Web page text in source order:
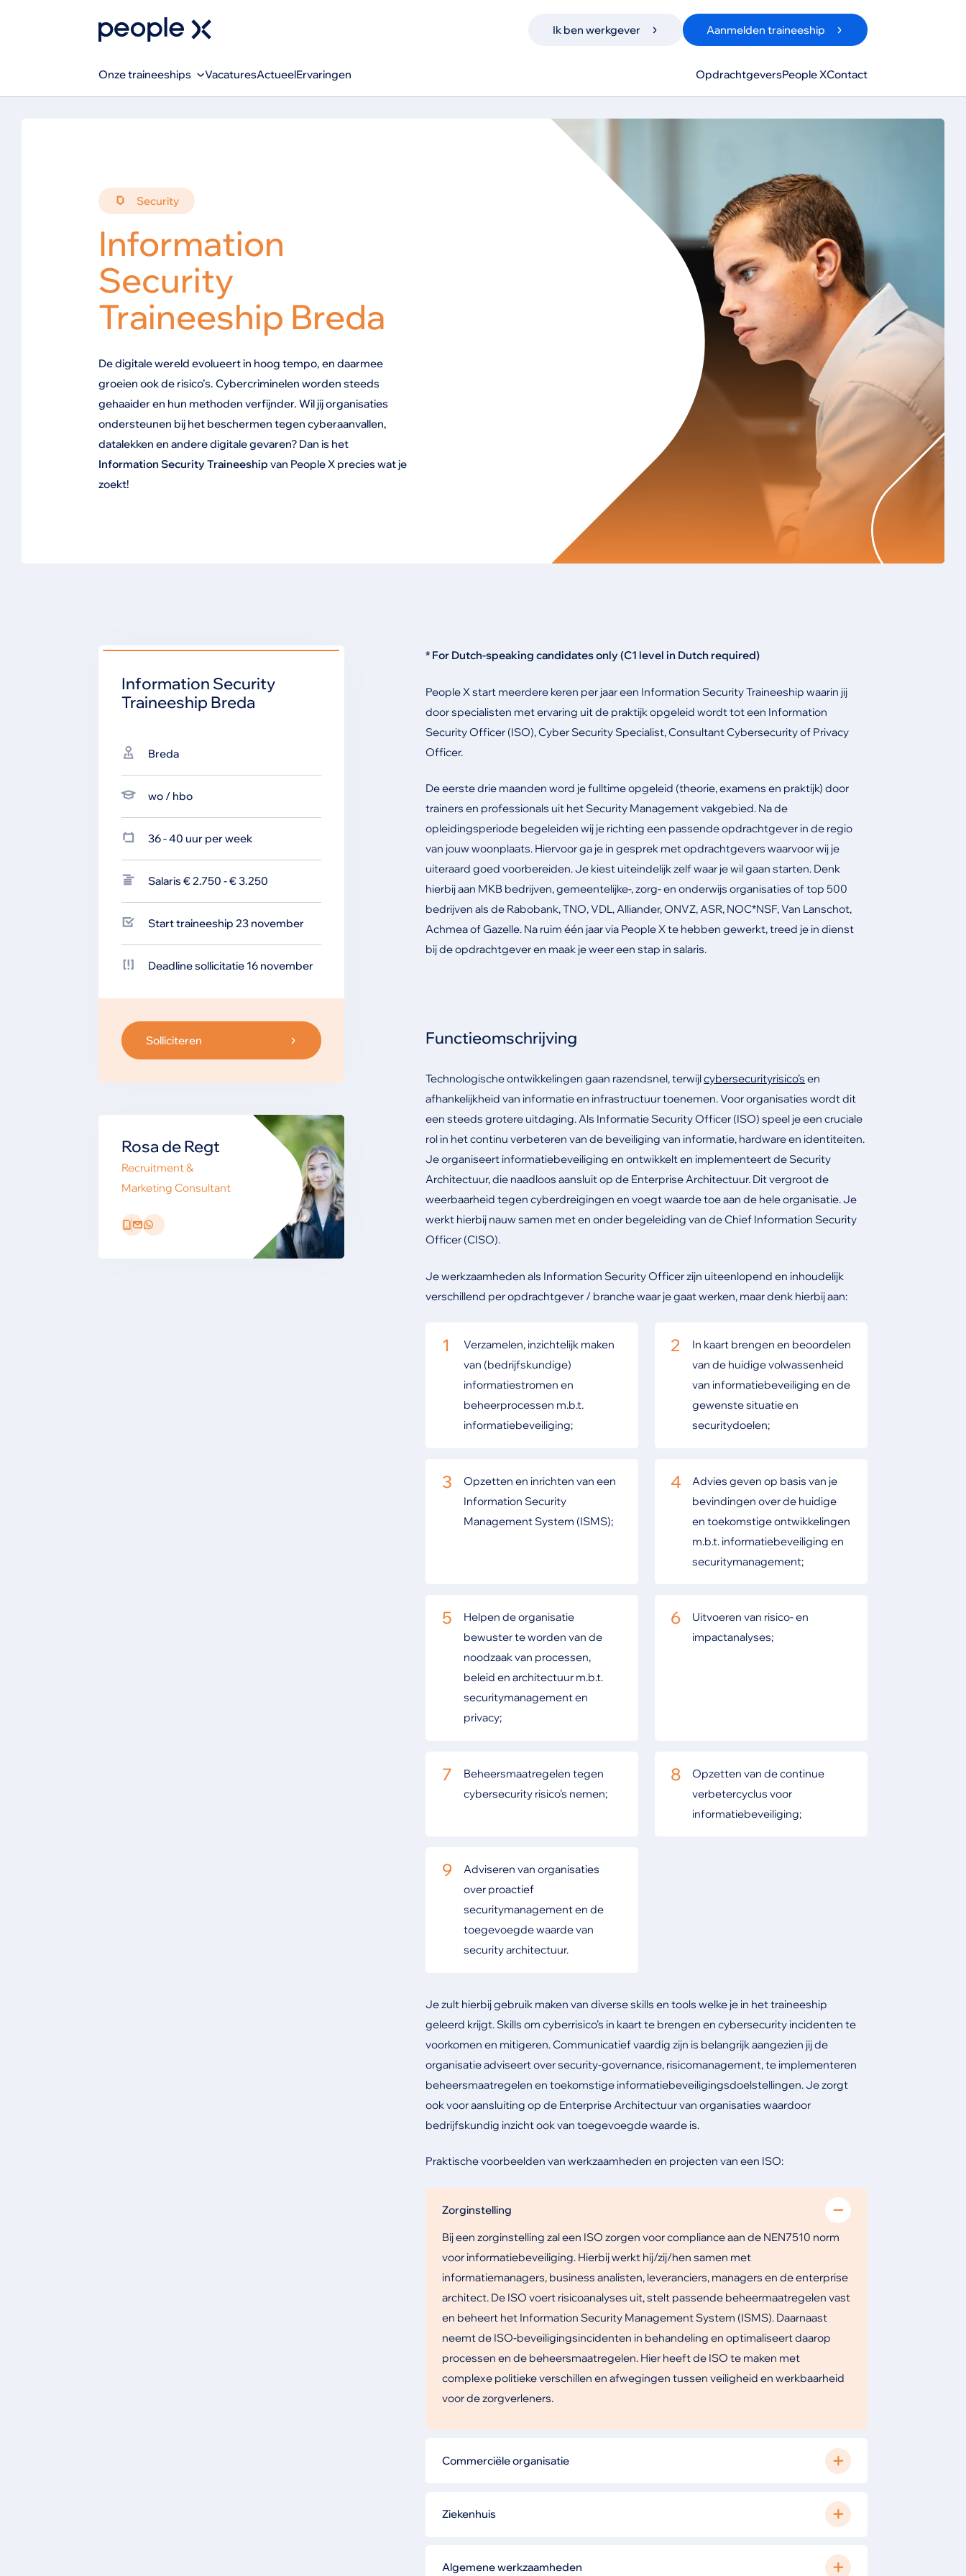
Ik ben werkgever Aanmelden traineeship
Onze traineeships VacaturesActueelErvaringen OpdrachtgeversPeople XContact
Security
Information
Security
Traineeship Breda
De digitale wereld evolueert in hoog tempo, en daarmee
groeien ook de risico’s. Cybercriminelen worden steeds
gehaaider en hun methoden verfijnder. Wil jij organisaties
ondersteunen bij het beschermen tegen cyberaanvallen,
datalekken en andere digitale gevaren? Dan is het
Information Security Traineeship van People X precies wat je
zoekt!
Information Security
Traineeship Breda
Breda
wo / hbo
36 - 40 uur per week
Salaris € 2.750 - € 3.250
Start traineeship 23 november
Deadline sollicitatie 16 november
Solliciteren
Rosa de Regt
Recruitment &
Marketing Consultant
* For Dutch-speaking candidates only (C1 level in Dutch required)
People X start meerdere keren per jaar een Information Security Traineeship waarin jij
door specialisten met ervaring uit de praktijk opgeleid wordt tot een Information
Security Officer (ISO), Cyber Security Specialist, Consultant Cybersecurity of Privacy
Officer.
De eerste drie maanden word je fulltime opgeleid (theorie, examens en praktijk) door
trainers en professionals uit het Security Management vakgebied. Na de
opleidingsperiode begeleiden wij je richting een passende opdrachtgever in de regio
van jouw woonplaats. Hiervoor ga je in gesprek met opdrachtgevers waarvoor wij je
uiteraard goed voorbereiden. Je kiest uiteindelijk zelf waar je wil gaan starten. Denk
hierbij aan MKB bedrijven, gemeentelijke-, zorg- en onderwijs organisaties of top 500
bedrijven als de Rabobank, TNO, VDL, Alliander, ONVZ, ASR, NOC*NSF, Van Lanschot,
Achmea of Gazelle. Na ruim één jaar via People X te hebben gewerkt, treed je in dienst
bij de opdrachtgever en maak je weer een stap in salaris.
Functieomschrijving
Technologische ontwikkelingen gaan razendsnel, terwijlcybersecurityrisico’s en
afhankelijkheid van informatie en infrastructuur toenemen. Voor organisaties wordt dit
een steeds grotere uitdaging. Als Informatie Security Officer (ISO) speel je een cruciale
rol in het continu verbeteren van de beveiliging van informatie, hardware en identiteiten.
Je organiseert informatiebeveiliging en ontwikkelt en implementeert de Security
Architectuur, die naadloos aansluit op de Enterprise Architectuur. Dit vergroot de
weerbaarheid tegen cyberdreigingen en voegt waarde toe aan de hele organisatie. Je
werkt hierbij nauw samen met en onder begeleiding van de Chief Information Security
Officer (CISO).
Je werkzaamheden als Information Security Officer zijn uiteenlopend en inhoudelijk
verschillend per opdrachtgever / branche waar je gaat werken, maar denk hierbij aan:
1
Verzamelen, inzichtelijk maken
van (bedrijfskundige)
informatiestromen en
beheerprocessen m.b.t.
informatiebeveiliging;
2
In kaart brengen en beoordelen
van de huidige volwassenheid
van informatiebeveiliging en de
gewenste situatie en
securitydoelen;
3
Opzetten en inrichten van een
Information Security
Management System (ISMS);
4
Advies geven op basis van je
bevindingen over de huidige
en toekomstige ontwikkelingen
m.b.t. informatiebeveiliging en
securitymanagement;
5
Helpen de organisatie
bewuster te worden van de
noodzaak van processen,
beleid en architectuur m.b.t.
securitymanagement en
privacy;
6
Uitvoeren van risico- en
impactanalyses;
7
Beheersmaatregelen tegen
cybersecurity risico’s nemen;
8
Opzetten van de continue
verbetercyclus voor
informatiebeveiliging;
9
Adviseren van organisaties
over proactief
securitymanagement en de
toegevoegde waarde van
security architectuur.
Je zult hierbij gebruik maken van diverse skills en tools welke je in het traineeship
geleerd krijgt. Skills om cyberrisico’s in kaart te brengen en cybersecurity incidenten te
voorkomen en mitigeren. Communicatief vaardig zijn is belangrijk aangezien jij de
organisatie adviseert over security-governance, risicomanagement, te implementeren
beheersmaatregelen en toekomstige informatiebeveiligingsdoelstellingen. Je zorgt
ook voor aansluiting op de Enterprise Architectuur van organisaties waardoor
bedrijfskundig inzicht ook van toegevoegde waarde is.
Praktische voorbeelden van werkzaamheden en projecten van een ISO:
Zorginstelling
Bij een zorginstelling zal een ISO zorgen voor compliance aan de NEN7510 norm
voor informatiebeveiliging. Hierbij werkt hij/zij/hen samen met
informatiemanagers, business analisten, leveranciers, managers en de enterprise
architect. De ISO voert risicoanalyses uit, stelt passende beheermaatregelen vast
en beheert het Information Security Management System (ISMS). Daarnaast
neemt de ISO-beveiligingsincidenten in behandeling en optimaliseert daarop
processen en de beheersmaatregelen. Hier heeft de ISO te maken met
complexe politieke verschillen en afwegingen tussen veiligheid en werkbaarheid
voor de zorgverleners.
Commerciële organisatie
wet- en regelgeving rondom security en privacy. Denk aan de AVG maar ook aan
(verplichte) compliance of certificering met betrekking tot informatiebeveiliging.
en aanvullende beveiligingsmaatregelen voorstellen en implementeren. De ISO
Ziekenhuis
nieuw elektronisch patiëntendossier EPD. Hierin werkt de ISO samen met artsen,
Algemene werkzaamheden